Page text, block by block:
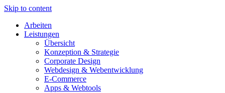
Skip to content
Arbeiten
Leistungen
Übersicht
Konzeption & Strategie
Corporate Design
Webdesign & Webentwicklung
E-Commerce
Apps & Webtools